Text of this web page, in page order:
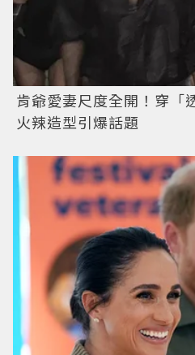
肯爺愛妻尺度全開！穿「
火辣造型引爆話題